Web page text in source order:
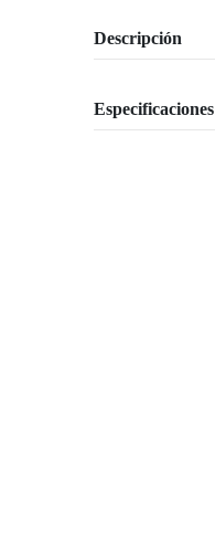
Descripción
Especificaciones